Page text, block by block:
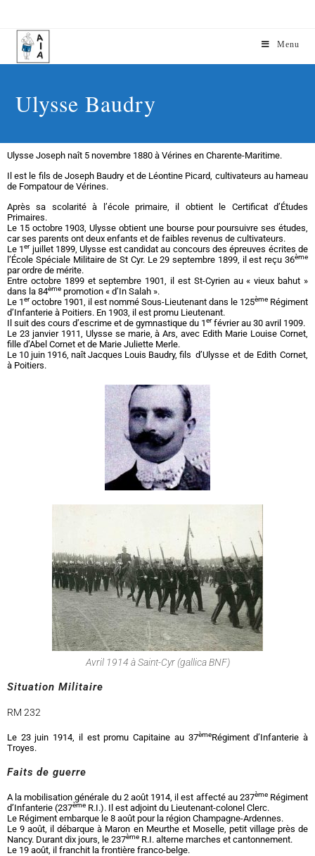
Menu
Ulysse Baudry
Ulysse Joseph naît 5 novembre 1880 à Vérines en Charente-Maritime.
Il est le fils de Joseph Baudry et de Léontine Picard, cultivateurs au hameau
de Fompatour de Vérines.
Après sa scolarité à l’école primaire, il obtient le Certificat d’Études
Primaires.
Le 15 octobre 1903, Ulysse obtient une bourse pour poursuivre ses études,
car ses parents ont deux enfants et de faibles revenus de cultivateurs.
Le 1erjuillet 1899, Ulysse est candidat au concours des épreuves écrites de
l’École Spéciale Militaire de St Cyr. Le 29 septembre 1899, il est reçu 36ème
par ordre de mérite.
Entre octobre 1899 et septembre 1901, il est St-Cyrien au « vieux bahut »
dans la 84ème promotion « d’In Salah ».
Le 1eroctobre 1901, il est nommé Sous-Lieutenant dans le 125ème Régiment
d’Infanterie à Poitiers. En 1903, il est promu Lieutenant.
Il suit des cours d’escrime et de gymnastique du 1erfévrier au 30 avril 1909.
Le 23 janvier 1911, Ulysse se marie, à Ars, avec Edith Marie Louise Cornet,
fille d’Abel Cornet et de Marie Juliette Merle.
Le 10 juin 1916, naît Jacques Louis Baudry, fils d’Ulysse et de Edith Cornet,
à Poitiers.
Avril 1914 à Saint-Cyr (gallica BNF)
Situation Militaire
RM 232
Le 23 juin 1914, il est promu Capitaine au 37èmeRégiment d’Infanterie à
Troyes.
Faits de guerre
A la mobilisation générale du 2 août 1914, il est affecté au 237èmeRégiment
d’Infanterie (237ème R.I.). Il est adjoint du Lieutenant-colonel Clerc.
Le Régiment embarque le 8 août pour la région Champagne-Ardennes.
Le 9 août, il débarque à Maron en Meurthe et Moselle, petit village près de
Nancy. Durant dix jours, le 237ème R.I. alterne marches et cantonnement.
Le 19 août, il franchit la frontière franco-belge.